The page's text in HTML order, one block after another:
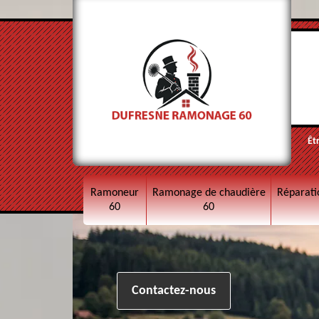
Ramoneur
60
Ramonage de chaudière
60
Contactez-nous